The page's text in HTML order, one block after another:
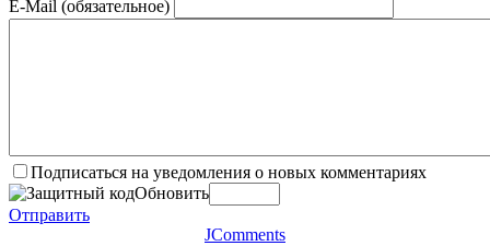
E-Mail (обязательное)
Подписаться на уведомления о новых комментариях
Обновить
Отправить
JComments